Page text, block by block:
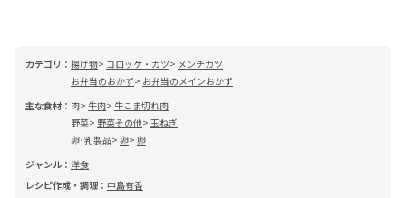
カテゴリ： 揚げ物 コロッケ・カツ
メンチカツ
お弁当のおかず
お弁当のメインおかず
主な食材： 肉 牛肉 牛こま切れ肉
野菜
野菜その他 玉ねぎ
卵･乳製品 卵 卵
ジャンル： 洋食
レシピ作成・調理： 中島有香